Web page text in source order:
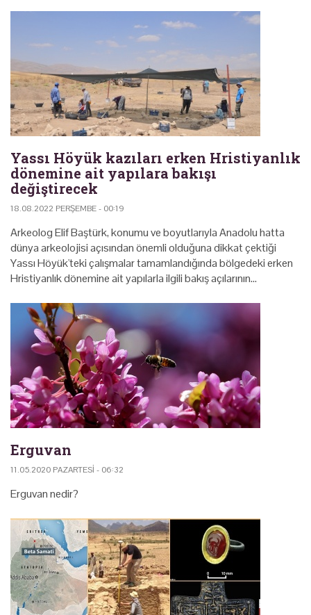
Yassı Höyük kazıları erken Hristiyanlık
dönemine ait yapılara bakışı
değiştirecek
18.08.2022 PERŞEMBE - 00:19
Arkeolog Elif Baştürk, konumu ve boyutlarıyla Anadolu hatta
dünya arkeolojisi açısından önemli olduğuna dikkat çektiği
Yassı Höyük'teki çalışmalar tamamlandığında bölgedeki erken
Hristiyanlık dönemine ait yapılarla ilgili bakış açılarının…
Erguvan
11.05.2020 PAZARTESI - 06:32
Erguvan nedir?